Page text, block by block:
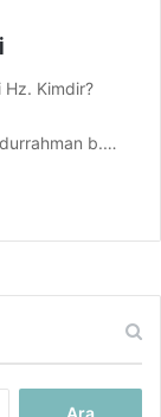
Kimdir?
b.…